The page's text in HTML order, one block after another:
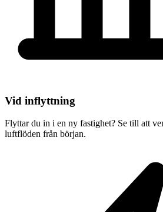
Vid inflyttning
Flyttar du in i en ny fastighet? Se till att
luftflöden från början.